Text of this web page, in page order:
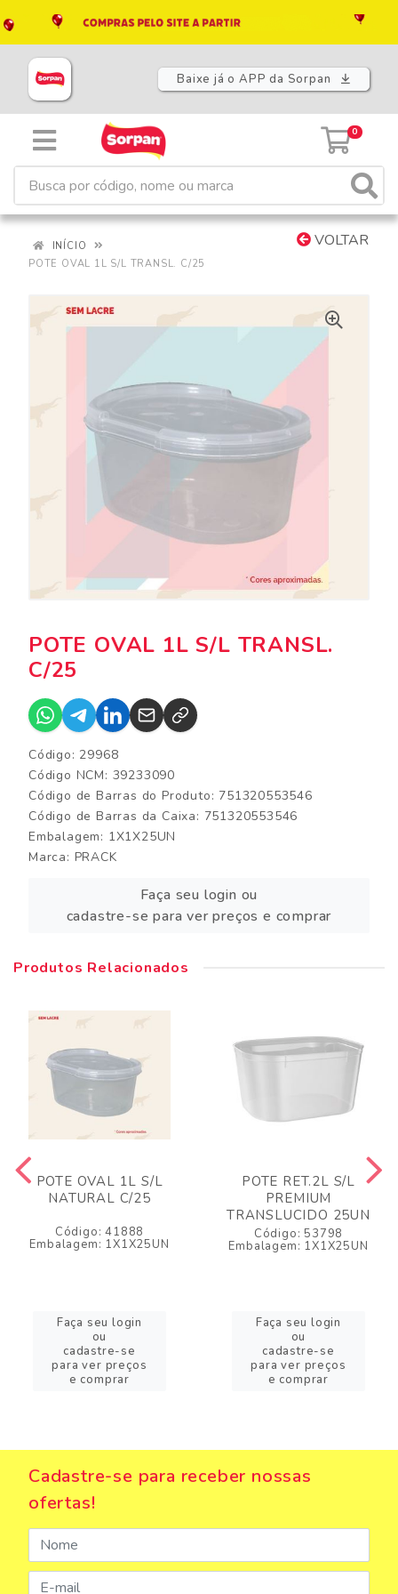
Baixe já o APP da Sorpan
0
VOLTAR
INÍCIO
POTE OVAL 1L S/L TRANSL. C/25
POTE OVAL 1L S/L TRANSL.
C/25
Código: 29968
Código NCM: 39233090
Código de Barras do Produto: 751320553546
Código de Barras da Caixa: 751320553546
Embalagem: 1X1X25UN
Marca: PRACK
Faça seu login ou
cadastre-se para ver preços e comprar
Produtos Relacionados
POTE OVAL 1L S/L
NATURAL C/25
Código: 41888
Embalagem: 1X1X25UN
Faça seu login
ou
cadastre-se
para ver preços
e comprar
POTE RET.2L S/L
PREMIUM
TRANSLUCIDO 25UN
Código: 53798
Embalagem: 1X1X25UN
Faça seu login
ou
cadastre-se
para ver preços
e comprar
Cadastre-se para receber nossas
ofertas!